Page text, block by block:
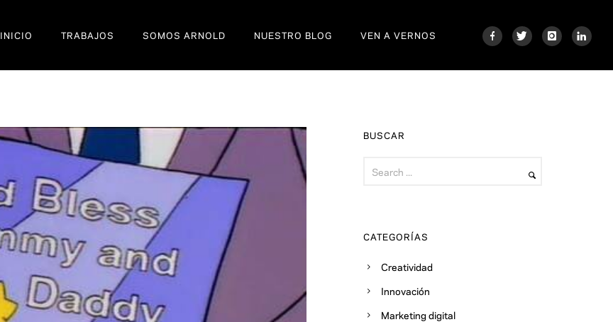
INICIO TRABAJOS SOMOS ARNOLD NUESTRO BLOG VEN A VERNOS
BUSCAR
CATEGORÍAS
Creatividad
Innovación
Marketing digital